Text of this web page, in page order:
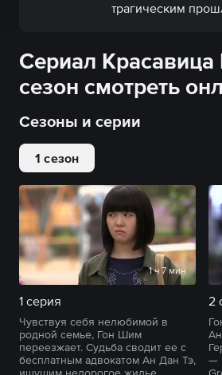
трагическим
Сериал
сезон смотреть
Сезоны и серии
1 сезон
1 ч 7 мин
1 серия
Чувствуя себя нелюбимой в
родной семье, Гон Шим
переезжает. Судьба сводит ее с
бесплатным адвокатом Ан Дан Тэ,
2
—